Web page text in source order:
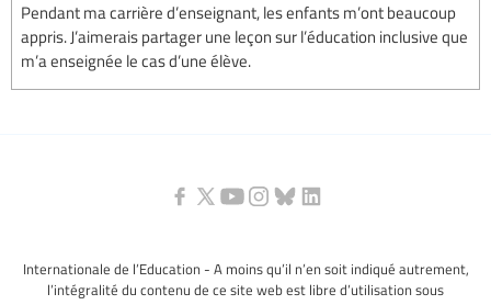
Pendant ma carrière d’enseignant, les enfants m’ont beaucoup
appris. J’aimerais partager une leçon sur l’éducation inclusive que
m’a enseignée le cas d’une élève.
Internationale de l’Education - A moins qu’il n’en soit indiqué autrement,
l’intégralité du contenu de ce site web est libre d’utilisation sous